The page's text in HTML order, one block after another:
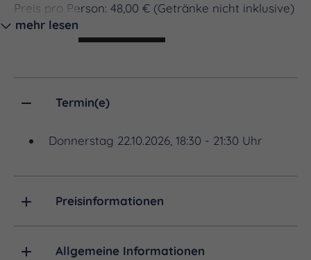
Preis pro Person: 48,00 € (Getränke nicht inklusive)
Wir freuen uns auf Ihren Besuch!
mehr lesen
Termin(e)
Donnerstag 22.10.2026, 18:30 - 21:30 Uhr
Preisinformationen
Allgemeine Informationen